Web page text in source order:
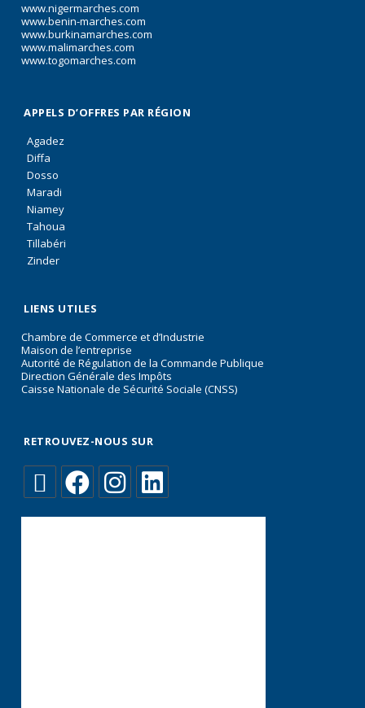
www.nigermarches.com
www.benin-marches.com
www.burkinamarches.com
www.malimarches.com
www.togomarches.com
APPELS D’OFFRES PAR RÉGION
Agadez
Diffa
Dosso
Maradi
Niamey
Tahoua
Tillabéri
Zinder
LIENS UTILES
Chambre de Commerce et d’Industrie
Maison de l’entreprise
Autorité de Régulation de la Commande Publique
Direction Générale des Impôts
Caisse Nationale de Sécurité Sociale (CNSS)
RETROUVEZ-NOUS SUR